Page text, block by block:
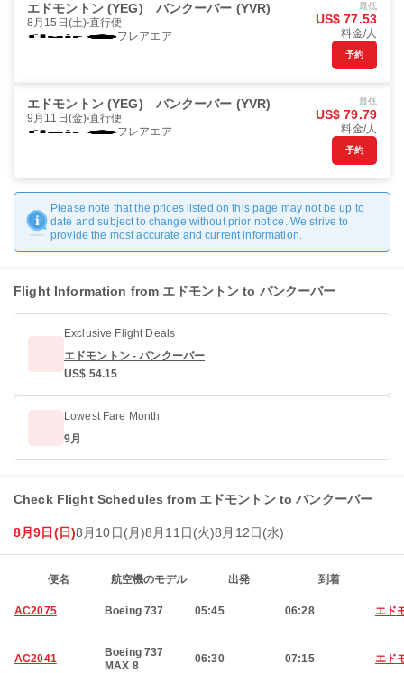
エドモントン (YEG) バンクーバー (YVR)
8月15日(土) 直行便
フレアエア
最低
US$ 77.53
料金/人
予約
エドモントン (YEG) バンクーバー (YVR)
9月11日(金) 直行便
フレアエア
最低
US$ 79.79
料金/人
予約
Please note that the prices listed on this page may not be up to
date and subject to change without prior notice. We strive to
provide the most accurate and current information.
Flight Information from エドモントン to バンクーバー
Exclusive Flight Deals
エドモントン - バンクーバー
US$ 54.15
Lowest Fare Month
9月
Check Flight Schedules from エドモントン to バンクーバー
8月9日(日)8月10日(月)8月11日(火)8月12日(水)
便名 航空機のモデル 出発 到着
AC2075 Boeing 737 05:45 06:28 エド
AC2041
Boeing 737
MAX 8
06:30 07:15 エド